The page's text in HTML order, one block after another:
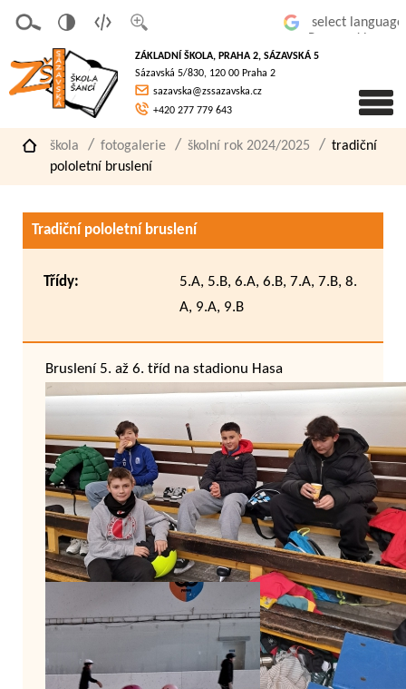
písmo
á
verze
pro
slaboz
raké
ZÁKLADNÍ ŠKOLA, PRAHA 2, SÁZAVSKÁ 5
Sázavská 5/830, 120 00 Praha 2
sazavska@zssazavska.cz
+420 277 779 643
škola fotogalerie školní rok 2024/2025
tradiční
pololetní bruslení
Tradiční pololetní bruslení
Třídy:
5.A, 5.B, 6.A, 6.B, 7.A, 7.B, 8.
A, 9.A, 9.B
Bruslení 5. až 6. tříd na stadionu Hasa